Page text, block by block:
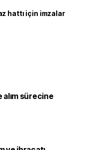
hattı için imzalar
alım sürecine